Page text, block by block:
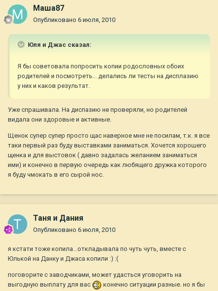
Маша87
Опубликовано 6 июля, 2010
Юля и Джас сказал:
Я бы советовала попросить копии родословных обоих
родителей и посмотреть... делались ли тесты на дисплазию
у них и каков результат.
Уже спрашивала. На диспазию не проверяли, но родителей
видала они здоровые и активные.
Щенок супер супер просто щас наверное мне не посилам, т.к. я все
таки первый раз буду выставками заниматься. Хочется хорошего
щенка и для выстовок ( давно задалась желанием заниматься
ими) и конечно в первую очередь как любящего дружка которого
я буду чмокать в его сырой нос.
Таня и Дания
Опубликовано 6 июля, 2010
я кстати тоже копила...откладывала по чуть чуть, вместе с
Юлькой на Данку и Джаса копили :) :(
поговорите с заводчиками, может удасться уговорить на
выгодную выплату для вас
конечно ситуации разные. но я бы